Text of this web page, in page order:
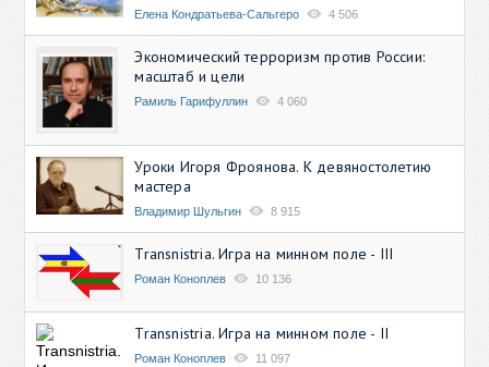
Елена Кондратьева-Сальгеро 4 506
Экономический терроризм против России:
масштаб и цели
Рамиль Гарифуллин 4 060
Уроки Игоря Фроянова. К девяностолетию
мастера
Владимир Шульгин 8 915
Transnistria. Игра на минном поле - III
Роман Коноплев 10 136
Transnistria. Игра на минном поле - II
Роман Коноплев 11 097